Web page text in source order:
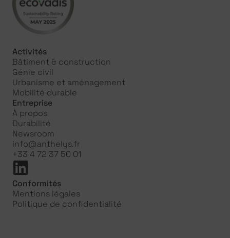
Activités
Bâtiment & construction
Génie civil
Urbanisme et aménagement
Mobilité durable
Entreprise
À propos
Durabilité
Newsroom
info@anthelys.fr
+33 4 72 37 50 01
Conformités
Mentions légales
Politique de confidentialité